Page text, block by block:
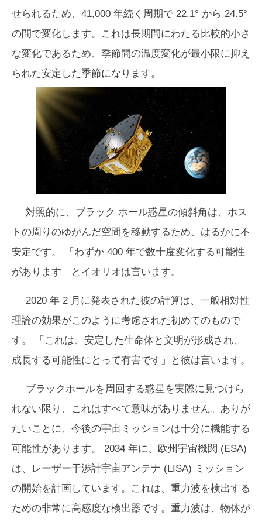
せられるため、41,000 年続く周期で 22.1° から 24.5°
の間で変化します。これは長期間にわたる比較的小さ
な変化であるため、季節間の温度変化が最小限に抑え
られた安定した季節になります。
対照的に、ブラック ホール惑星の傾斜角は、ホス
トの周りのゆがんだ空間を移動するため、はるかに不
安定です。 「わずか 400 年で数十度変化する可能性
があります」とイオリオは言います。
2020 年 2 月に発表された彼の計算は、一般相対性
理論の効果がこのように考慮された初めてのもので
す。 「これは、安定した生命体と文明が形成され、
成長する可能性にとって有害で​​す」と彼は言います。
ブラックホールを周回する惑星を実際に見つけら
れない限り、これはすべて意味がありません。ありが
たいことに、今後の宇宙ミッションは十分に機能する
可能性があります。 2034 年に、欧州宇宙機関 (ESA)
は、レーザー干渉計宇宙アンテナ (LISA) ミッション
の開始を計画しています。これは、重力波を検出する
ための非常に高感度な検出器です。重力波は、物体が